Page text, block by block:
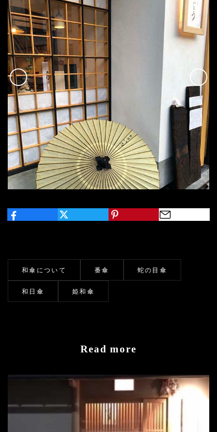
和傘について 番傘 蛇の目傘
和日傘 姫和傘
Read more